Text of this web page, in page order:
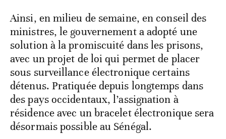
Ainsi, en milieu de semaine, en conseil des
ministres, le gouvernement a adopté une
solution à la promiscuité dans les prisons,
avec un projet de loi qui permet de placer
sous surveillance électronique certains
détenus. Pratiquée depuis longtemps dans
des pays occidentaux, l’assignation à
résidence avec un bracelet électronique sera
désormais possible au Sénégal.